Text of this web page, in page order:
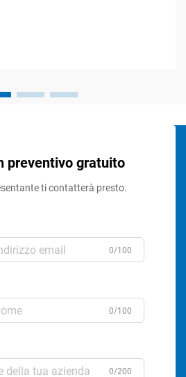
preventivo gratuito
ti contatterà presto.
0/100
0/100
0/200